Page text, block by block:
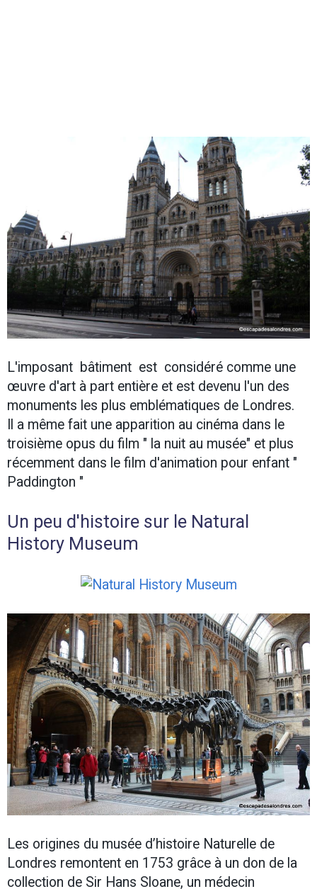
L'imposant bâtiment est considéré comme une
œuvre d'art à part entière et est devenu l'un des
monuments les plus emblématiques de Londres.
Il a même fait une apparition au cinéma dans le
troisième opus du film " la nuit au musée" et plus
récemment dans le film d'animation pour enfant "
Paddington "
Un peu d'histoire sur le Natural
History Museum
Les origines du musée d’histoire Naturelle de
Londres remontent en 1753 grâce à un don de la
collection de Sir Hans Sloane, un médecin